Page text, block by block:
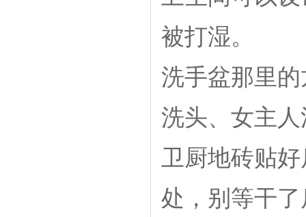
被打湿。
洗手盆那里
洗头、女主
卫厨地砖贴
处，别等干